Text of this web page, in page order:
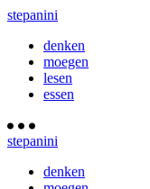
stepanini
denken
moegen
lesen
essen
stepanini
denken